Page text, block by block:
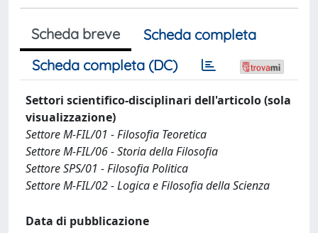
Scheda breve
Scheda completa
Scheda completa (DC)
Settori scientifico-disciplinari dell'articolo (sola
visualizzazione)
Settore M-FIL/01 - Filosofia Teoretica
Settore M-FIL/06 - Storia della Filosofia
Settore SPS/01 - Filosofia Politica
Settore M-FIL/02 - Logica e Filosofia della Scienza
Data di pubblicazione